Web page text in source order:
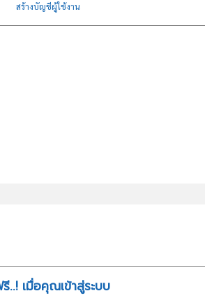
สร้างบัญชีผู้ใช้งาน
..! เมื่อคุณเข้าสู่ระบบ